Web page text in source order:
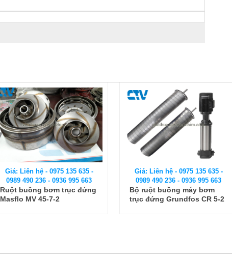
Giá: Liên hệ - 0975 135 635 -
0989 490 236 - 0936 995 663
Ruột buồng bơm trục đứng
Masflo MV 45-7-2
Giá: Liên hệ - 0975 135 635 -
0989 490 236 - 0936 995 663
Bộ ruột buồng máy bơm
trục đứng Grundfos CR 5-2